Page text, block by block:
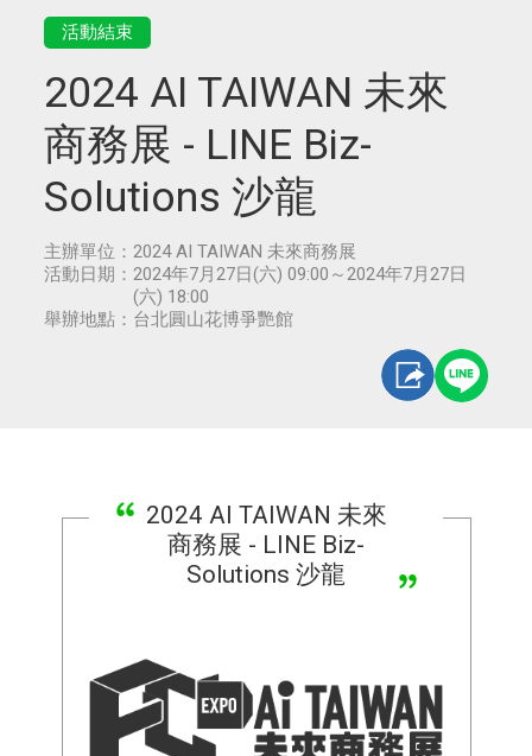
活動結束
2024 AI TAIWAN 未來
商務展 - LINE Biz-
Solutions 沙龍
主辦單位： 2024 AI TAIWAN 未來商務展
活動日期： 2024年7月27日(六) 09:00～2024年7月27日
(六) 18:00
舉辦地點： 台北圓山花博爭艷館
2024 AI TAIWAN 未來
商務展 - LINE Biz-
Solutions 沙龍